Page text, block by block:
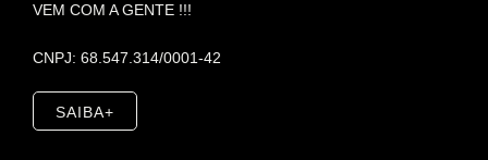
VEM COM A GENTE !!!
CNPJ: 68.547.314/0001-42
SAIBA+